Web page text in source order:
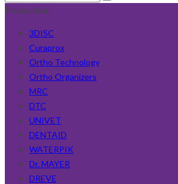
Producători
3DISC
Curaprox
Ortho Technology
Ortho Organizers
MRC
DTC
UNIVET
DENTAID
WATERPIK
Dr. MAYER
DREVE